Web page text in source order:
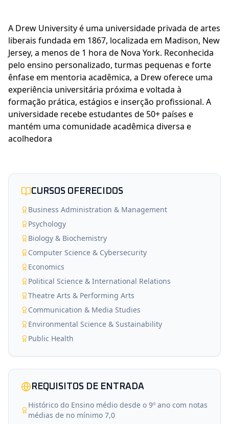
A Drew University é uma universidade privada de artes
liberais fundada em 1867, localizada em Madison, New
Jersey, a menos de 1 hora de Nova York. Reconhecida
pelo ensino personalizado, turmas pequenas e forte
ênfase em mentoria acadêmica, a Drew oferece uma
experiência universitária próxima e voltada à
formação prática, estágios e inserção profissional. A
universidade recebe estudantes de 50+ países e
mantém uma comunidade acadêmica diversa e
acolhedora
CURSOS OFERECIDOS
Business Administration & Management
Psychology
Biology & Biochemistry
Computer Science & Cybersecurity
Economics
Political Science & International Relations
Theatre Arts & Performing Arts
Communication & Media Studies
Environmental Science & Sustainability
Public Health
REQUISITOS DE ENTRADA
Histórico do Ensino médio desde o 9º ano com notas
médias de no mínimo 7,0